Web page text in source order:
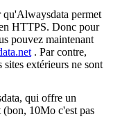
qu'Alwaysdata permet
HTTPS. Donc pour
pouvez maintenant
. Par contre,
sites extérieurs ne sont
qui offre un
(bon, 10Mo c'est pas